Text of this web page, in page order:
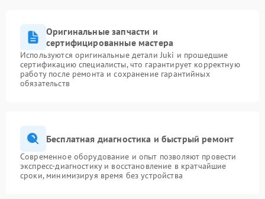
Оригинальные запчасти и
сертифицированные мастера
Используются оригинальные детали Juki и прошедшие
сертификацию специалисты, что гарантирует корректную
работу после ремонта и сохранение гарантийных
обязательств
Бесплатная диагностика и быстрый ремонт
Современное оборудование и опыт позволяют провести
экспресс-диагностику и восстановление в кратчайшие
сроки, минимизируя время без устройства